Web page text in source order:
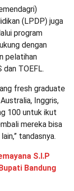
(LPDP) juga
program
dengan
pelatihan
TOEFL.
fresh graduate
Inggris,
100 untuk ikut
mereka bisa
tandasnya.
S.I.P
Bandung